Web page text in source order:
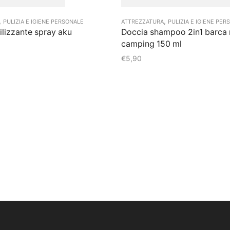
PULIZIA E IGIENE PERSONALE
spray aku
ATTREZZATURA, PULIZIA E IGIENE
Doccia shampoo 2in1 barca
camping 150 ml
€5,90